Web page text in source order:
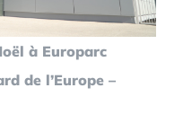
à Europarc
de l’Europe –